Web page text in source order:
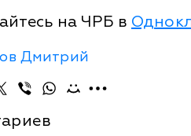
на ЧРБ в
Дмитрий